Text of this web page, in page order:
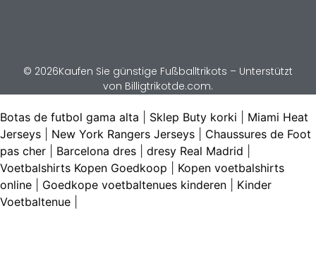
© 2026Kaufen Sie günstige Fußballtrikots – Unterstützt
von Billigtrikotde.com.
Botas de futbol gama alta Sklep Buty korki
Miami Heat
Jerseys
New York Rangers Jerseys
Chaussures de Foot
pas cher
Barcelona dres dresy Real Madrid
Voetbalshirts Kopen Goedkoop
Kopen voetbalshirts
online
Goedkope voetbaltenues kinderen
Kinder
Voetbaltenue